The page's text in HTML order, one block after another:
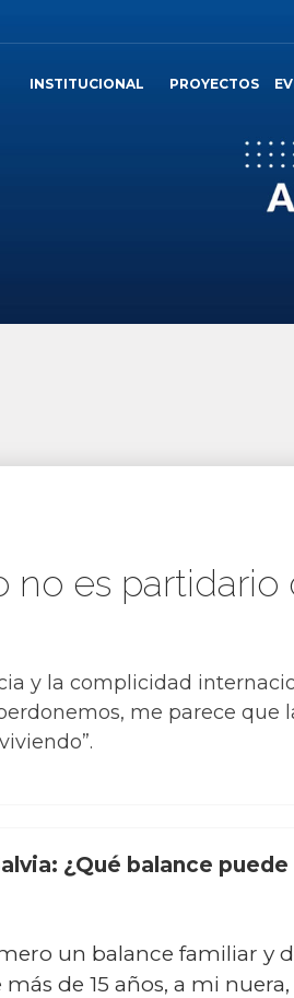
INSTITUCIONAL PROYECTOS
no es
y la complicidad
me parece
¿Qué balance
un balance familiar y
de 15 años, a mi